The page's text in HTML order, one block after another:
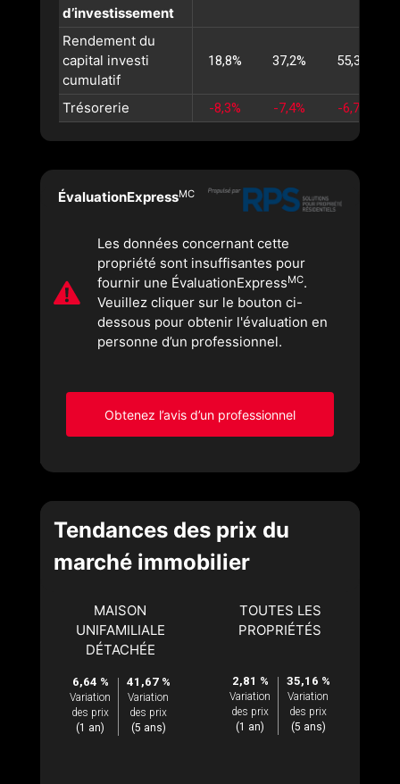
d’investissement
Rendement du
capital investi
cumulatif
18,8% 37,2% 55,3%
Trésorerie -8,3% -7,4% -6,7%
ÉvaluationExpressMC
Les données concernant cette
propriété sont insuffisantes pour
fournir une ÉvaluationExpressMC.
Veuillez cliquer sur le bouton ci-
dessous pour obtenir l'évaluation en
personne d’un professionnel.
Obtenez l’avis d’un professionnel
Tendances des prix du
marché immobilier
MAISON
UNIFAMILIALE
DÉTACHÉE
6,64 %
Variation
des prix
(1 an)
41,67 %
Variation
des prix
(5 ans)
TOUTES LES
PROPRIÉTÉS
2,81 %
Variation
des prix
(1 an)
35,16 %
Variation
des prix
(5 ans)